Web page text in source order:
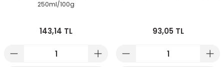
250ml/100g
143,14 TL 93,05 TL